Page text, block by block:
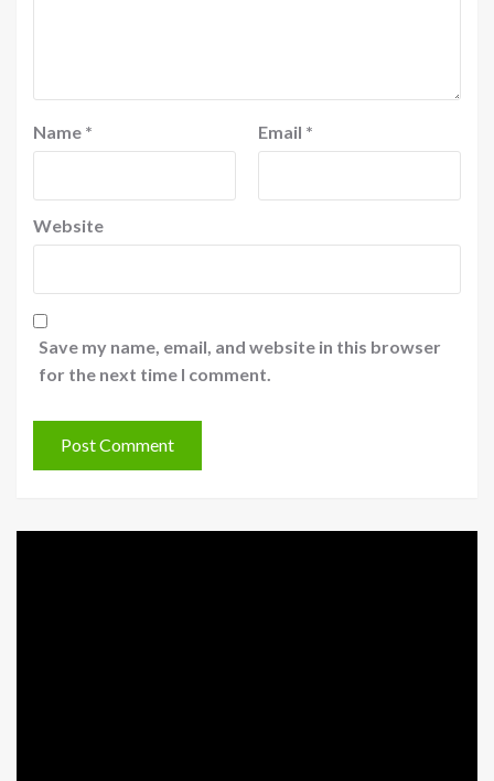
Name * Email *
Website
Save my name, email, and website in this browser
for the next time I comment.